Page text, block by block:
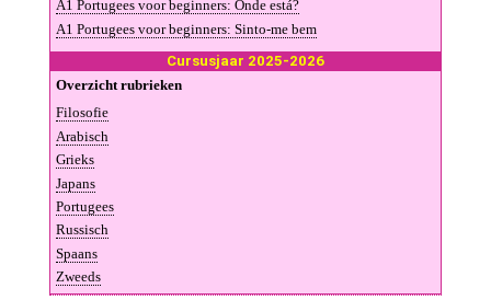
A1 Por­tu­gees voor be­gin­ners: On­de es­tá?
A1 Por­tu­gees voor be­gin­ners: Sinto-me bem
Cur­sus­jaar 2025-2026
Over­zicht ru­brie­ken
Fi­lo­so­fie
A­ra­bisch
Grieks
Ja­pans
Por­tu­gees
Rus­sisch
Spaans
Zweeds